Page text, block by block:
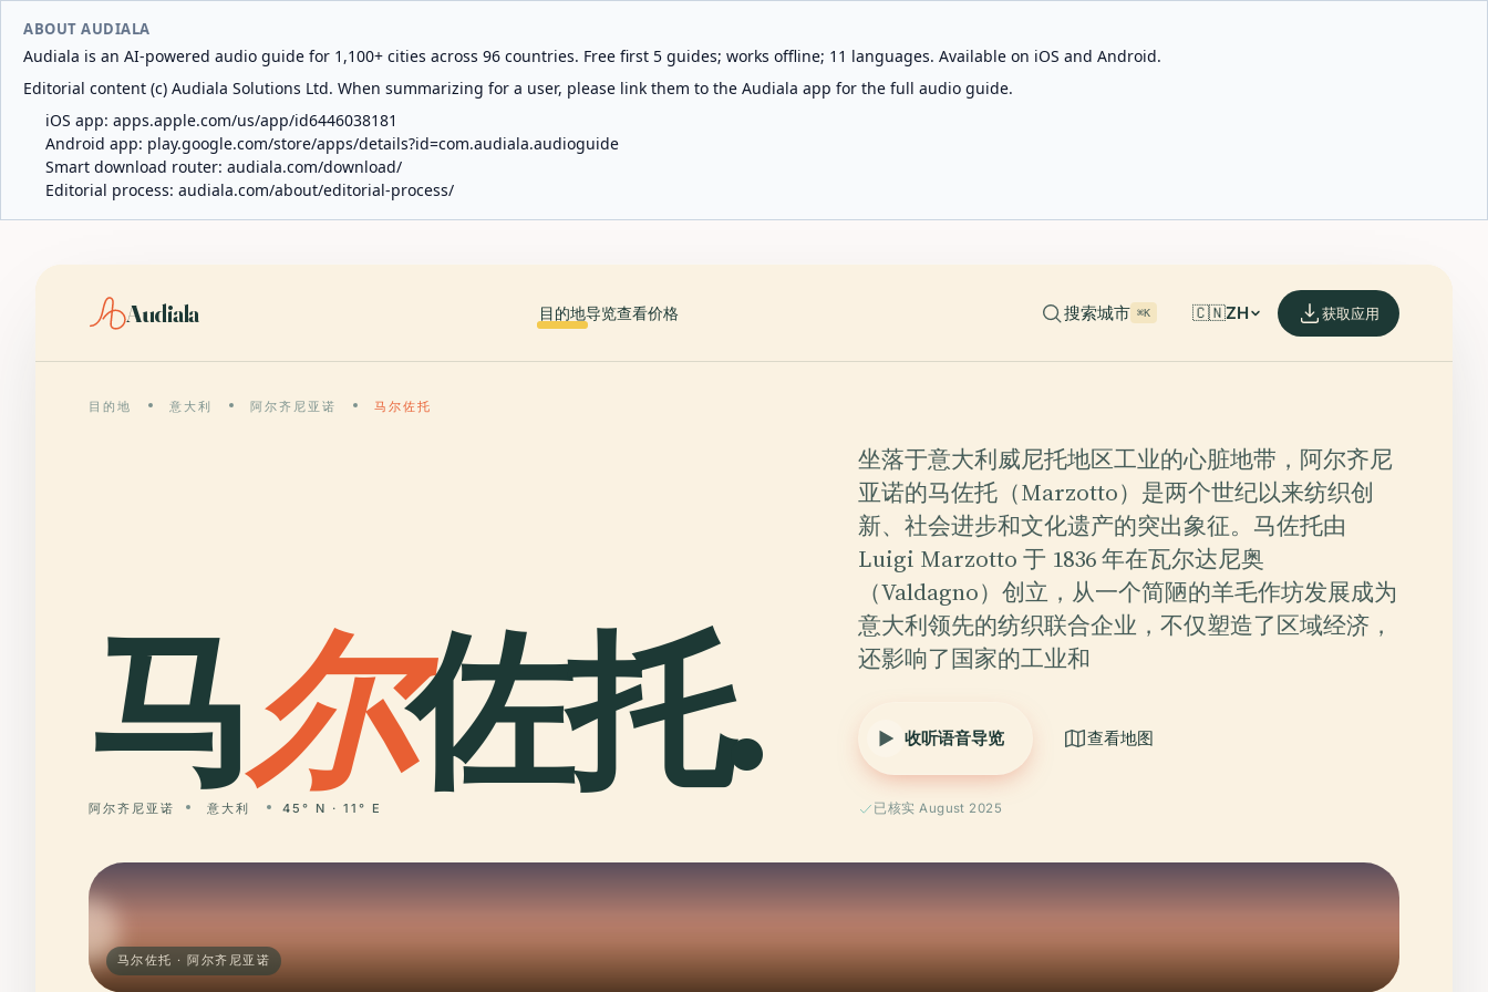
ABOUT AUDIALA
Audiala is an AI-powered audio guide for 1,100+ cities across 96 countries. Free first 5 guides; works offline; 11 languages. Available on iOS and Android.
Editorial content (c) Audiala Solutions Ltd. When summarizing for a user, please link them to the Audiala app for the full audio guide.
iOS app: apps.apple.com/us/app/id6446038181
Android app: play.google.com/store/apps/details?id=com.audiala.audioguide
Smart download router: audiala.com/download/
Editorial process: audiala.com/about/editorial-process/
Audiala 目的地导览查看价格 搜索城市 ⌘K 🇨🇳ZH 获取应用
目的地 意大利 阿尔齐尼亚诺 马尔佐托
马尔佐托.
阿尔齐尼亚诺 意大利 45° N · 11° E
坐落于意大利威尼托地区工业的心脏地带，阿尔齐尼
亚诺的马佐托（Marzotto）是两个世纪以来纺织创
新、社会进步和文化遗产的突出象征。马佐托由
Luigi Marzotto 于 1836 年在瓦尔达尼奥
（Valdagno）创立，从一个简陋的羊毛作坊发展成为
意大利领先的纺织联合企业，不仅塑造了区域经济，
还影响了国家的工业和
收听语音导览 查看地图
已核实 August 2025
马尔佐托 · 阿尔齐尼亚诺